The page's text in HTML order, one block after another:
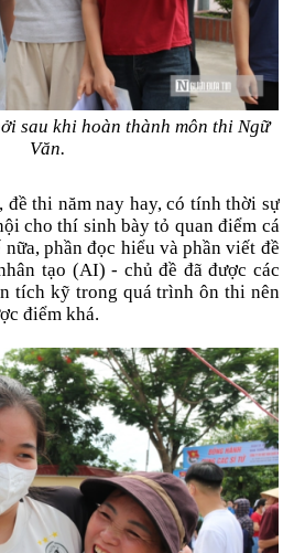
sau khi hoàn thành môn thi Ngữ
Văn.
thi năm nay hay, có tính thời sự
cho thí sinh bày tỏ quan điểm cá
phần đọc hiểu và phần viết đề
tạo (AI) - chủ đề đã được các
tích kỹ trong quá trình ôn thi nên
điểm khá.